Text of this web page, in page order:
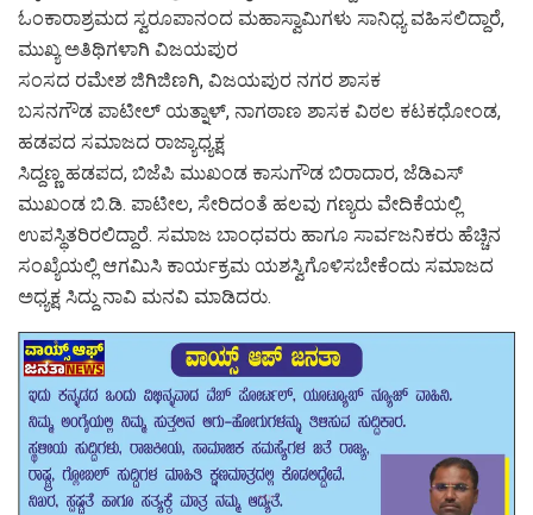
ಓಂಕಾರಾಶ್ರಮದ ಸ್ವರೂಪಾನಂದ ಮಹಾಸ್ವಾಮಿಗಳು ಸಾನಿಧ್ಯ ವಹಿಸಲಿದ್ದಾರೆ,
ಮುಖ್ಯ ಅತಿಥಿಗಳಾಗಿ ವಿಜಯಪುರ
ಸಂಸದ ರಮೇಶ ಜಿಗಿಜಿಣಗಿ, ವಿಜಯಪುರ ನಗರ ಶಾಸಕ
ಬಸನಗೌಡ ಪಾಟೀಲ್ ಯತ್ನಾಳ್, ನಾಗಠಾಣ ಶಾಸಕ ವಿಠಲ ಕಟಕಧೋಂಡ,
ಹಡಪದ ಸಮಾಜದ ರಾಜ್ಯಾಧ್ಯಕ್ಷ
ಸಿದ್ದಣ್ಣ ಹಡಪದ, ಬಿಜೆಪಿ ಮುಖಂಡ ಕಾಸುಗೌಡ ಬಿರಾದಾರ, ಜೆಡಿಎಸ್
ಮುಖಂಡ ಬಿ.ಡಿ. ಪಾಟೀಲ, ಸೇರಿದಂತೆ ಹಲವು ಗಣ್ಯರು ವೇದಿಕೆಯಲ್ಲಿ
ಉಪಸ್ಥಿತರಿರಲಿದ್ದಾರೆ. ಸಮಾಜ ಬಾಂಧವರು ಹಾಗೂ ಸಾರ್ವಜನಿಕರು ಹೆಚ್ಚಿನ
ಸಂಖ್ಯೆಯಲ್ಲಿ ಆಗಮಿಸಿ ಕಾರ್ಯಕ್ರಮ ಯಶಸ್ವಿಗೊಳಿಸಬೇಕೆಂದು ಸಮಾಜದ
ಅಧ್ಯಕ್ಷ ಸಿದ್ದು ನಾವಿ ಮನವಿ ಮಾಡಿದರು.